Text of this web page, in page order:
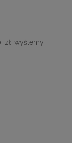
zł wyślemy